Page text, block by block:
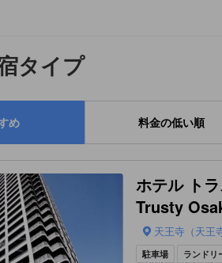
タイプ
め 料金の低い順
ホテル ト
Trusty
天王寺（天王
駐車場 ランドリ